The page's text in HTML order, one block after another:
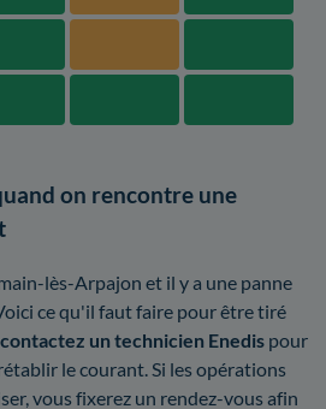
on rencontre une
lès-Arpajon et il y a une panne
ce qu'il faut faire pour être tiré
contactez un technicien Enedis pour
le courant. Si les opérations
vous fixerez un rendez-vous afin